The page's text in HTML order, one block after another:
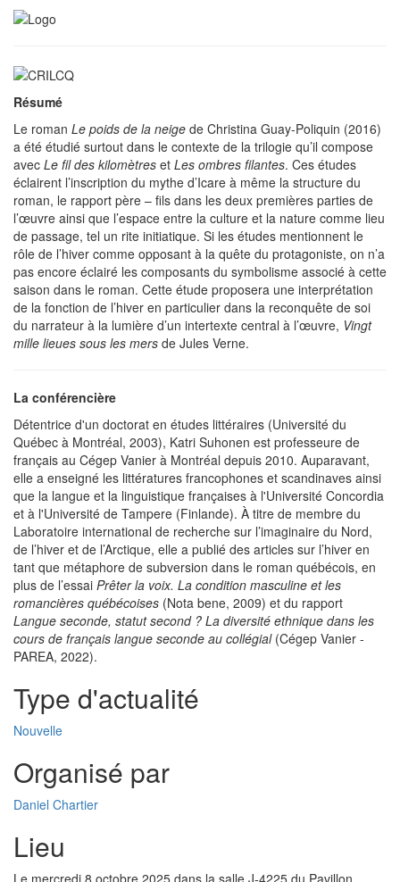
Résumé
Le roman Le poids de la neige de Christina Guay-Poliquin (2016)
a été étudié surtout dans le contexte de la trilogie qu’il compose
avec Le fil des kilomètres et Les ombres filantes. Ces études
éclairent l’inscription du mythe d’Icare à même la structure du
roman, le rapport père – fils dans les deux premières parties de
l’œuvre ainsi que l’espace entre la culture et la nature comme lieu
de passage, tel un rite initiatique. Si les études mentionnent le
rôle de l’hiver comme opposant à la quête du protagoniste, on n’a
pas encore éclairé les composants du symbolisme associé à cette
saison dans le roman. Cette étude proposera une interprétation
de la fonction de l’hiver en particulier dans la reconquête de soi
du narrateur à la lumière d’un intertexte central à l’œuvre, Vingt
mille lieues sous les mers de Jules Verne.
La conférencière
Détentrice d'un doctorat en études littéraires (Université du
Québec à Montréal, 2003), Katri Suhonen est professeure de
français au Cégep Vanier à Montréal depuis 2010. Auparavant,
elle a enseigné les littératures francophones et scandinaves ainsi
que la langue et la linguistique françaises à l'Université Concordia
et à l'Université de Tampere (Finlande). À titre de membre du
Laboratoire international de recherche sur l’imaginaire du Nord,
de l’hiver et de l’Arctique, elle a publié des articles sur l’hiver en
tant que métaphore de subversion dans le roman québécois, en
plus de l’essai Prêter la voix. La condition masculine et les
romancières québécoises (Nota bene, 2009) et du rapport
Langue seconde, statut second ? La diversité ethnique dans les
cours de français langue seconde au collégial(Cégep Vanier -
PAREA, 2022).
Type d'actualité
Nouvelle
Organisé par
Daniel Chartier
Lieu
Le mercredi 8 octobre 2025 dans la salle J-4225 du Pavillon